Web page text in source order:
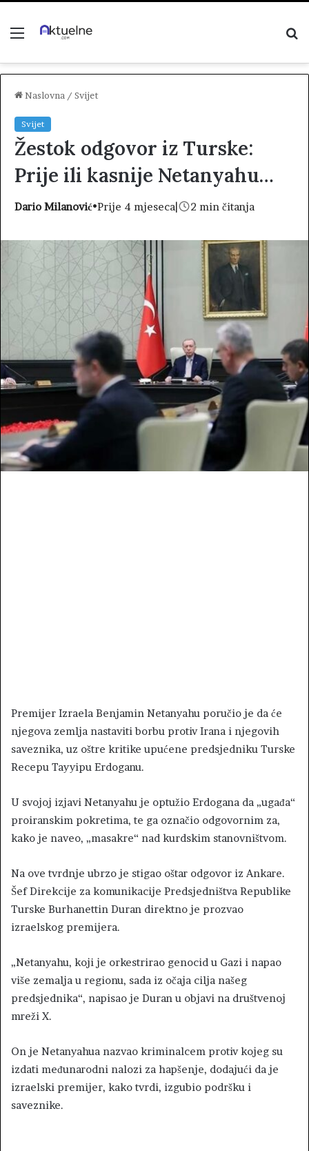
Menu
Naslovna / Svijet
Svijet
Žestok odgovor iz Turske:
Prije ili kasnije Netanyahu…
Dario Milanović•Prije 4 mjeseca| 2 min čitanja
Premijer Izraela Benjamin Netanyahu poručio je da će
njegova zemlja nastaviti borbu protiv Irana i njegovih
saveznika, uz oštre kritike upućene predsjedniku Turske
Recepu Tayyipu Erdoganu.
U svojoj izjavi Netanyahu je optužio Erdogana da „ugađa“
proiranskim pokretima, te ga označio odgovornim za,
kako je naveo, „masakre“ nad kurdskim stanovništvom.
Na ove tvrdnje ubrzo je stigao oštar odgovor iz Ankare.
Šef Direkcije za komunikacije Predsjedništva Republike
Turske Burhanettin Duran direktno je prozvao
izraelskog premijera.
„Netanyahu, koji je orkestrirao genocid u Gazi i napao
više zemalja u regionu, sada iz očaja cilja našeg
predsjednika“, napisao je Duran u objavi na društvenoj
mreži X.
On je Netanyahua nazvao kriminalcem protiv kojeg su
izdati međunarodni nalozi za hapšenje, dodajući da je
izraelski premijer, kako tvrdi, izgubio podršku i
saveznike.